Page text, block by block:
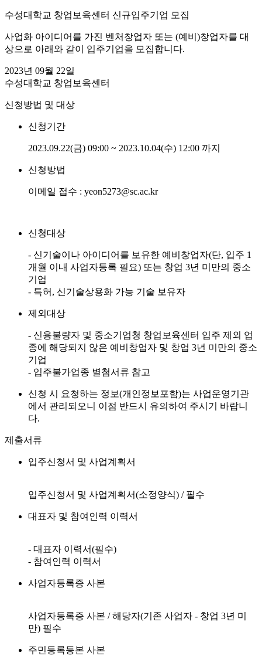
수성대학교 창업보육센터 신규입주기업 모집
사업화 아이디어를 가진 벤처창업자 또는 (예비)창업자를 대
상으로 아래와 같이 입주기업을 모집합니다.
2023년 09월 22일
수성대학교 창업보육센터
신청방법 및 대상
신청기간
2023.09.22(금) 09:00 ~ 2023.10.04(수) 12:00 까지
신청방법
이메일 접수 : yeon5273@sc.ac.kr
신청대상
- 신기술이나 아이디어를 보유한 예비창업자(단, 입주 1
개월 이내 사업자등록 필요) 또는 창업 3년 미만의 중소
기업
- 특허, 신기술상용화 가능 기술 보유자
제외대상
- 신용불량자 및 중소기업청 창업보육센터 입주 제외 업
종에 해당되지 않은 예비창업자 및 창업 3년 미만의 중소
기업
- 입주불가업종 별첨서류 참고
신청 시 요청하는 정보(개인정보포함)는 사업운영기관
에서 관리되오니 이점 반드시 유의하여 주시기 바랍니
다.
제출서류
입주신청서 및 사업계획서
입주신청서 및 사업계획서(소정양식) / 필수
대표자 및 참여인력 이력서
- 대표자 이력서(필수)
- 참여인력 이력서
사업자등록증 사본
사업자등록증 사본 / 해당자(기존 사업자 - 창업 3년 미
만) 필수
주민등록등본 사본